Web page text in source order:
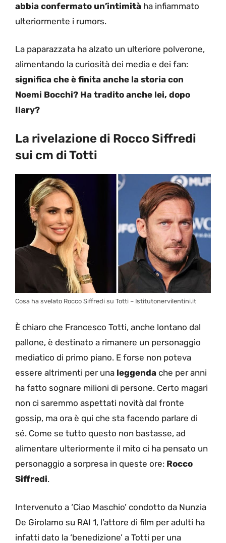
abbia confermato un’intimità ha infiammato
ulteriormente i rumors.
La paparazzata ha alzato un ulteriore polverone,
alimentando la curiosità dei media e dei fan:
significa che è finita anche la storia con
Noemi Bocchi? Ha tradito anche lei, dopo
Ilary?
La rivelazione di Rocco Siffredi
sui cm di Totti
Cosa ha svelato Rocco Siffredi su Totti – Istitutonervilentini.it
È chiaro che Francesco Totti, anche lontano dal
pallone, è destinato a rimanere un personaggio
mediatico di primo piano. E forse non poteva
essere altrimenti per una leggenda che per anni
ha fatto sognare milioni di persone. Certo magari
non ci saremmo aspettati novità dal fronte
gossip, ma ora è qui che sta facendo parlare di
sé. Come se tutto questo non bastasse, ad
alimentare ulteriormente il mito ci ha pensato un
personaggio a sorpresa in queste ore: Rocco
Siffredi.
Intervenuto a ‘Ciao Maschio’ condotto da Nunzia
De Girolamo su RAI 1, l’attore di film per adulti ha
infatti dato la ‘benedizione’ a Totti per una